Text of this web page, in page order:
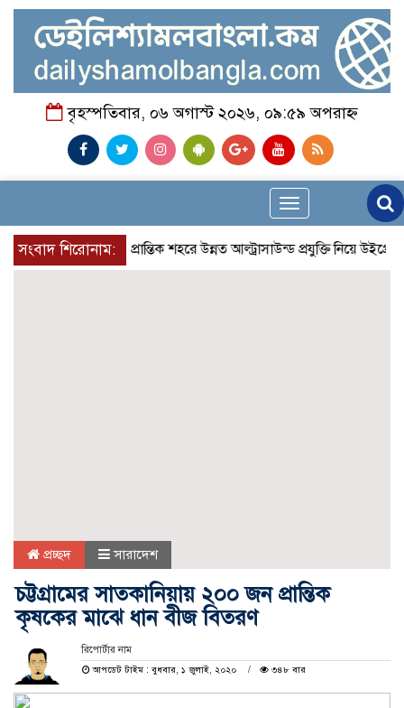
বৃহস্পতিবার, ০৬ অগাস্ট ২০২৬, ০৯:৫৯ অপরাহ্ন
Toggle
navigation
সংবাদ শিরোনাম:প্রান্তিক শহরে উন্নত আল্ট্রাসাউন্ড প্রযুক্তি নিয়ে উইপ্রো
প্রচ্ছদ সারাদেশ
চট্টগ্রামের সাতকানিয়ায় ২০০ জন প্রান্তিক
কৃষকের মাঝে ধান বীজ বিতরণ
রিপোর্টার নাম
আপডেট টাইম : বুধবার, ১ জুলাই, ২০২০
৩৪৮ বার